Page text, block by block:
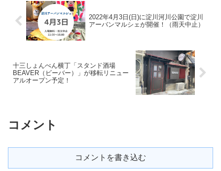
2022年4月3日(日)に淀川河川公園で淀川
アーバンマルシェが開催！（雨天中止）
十三しょんべん横丁「スタンド酒場
BEAVER（ビーバー）」が移転リニュー
アルオープン予定！
コメント
コメントを書き込む